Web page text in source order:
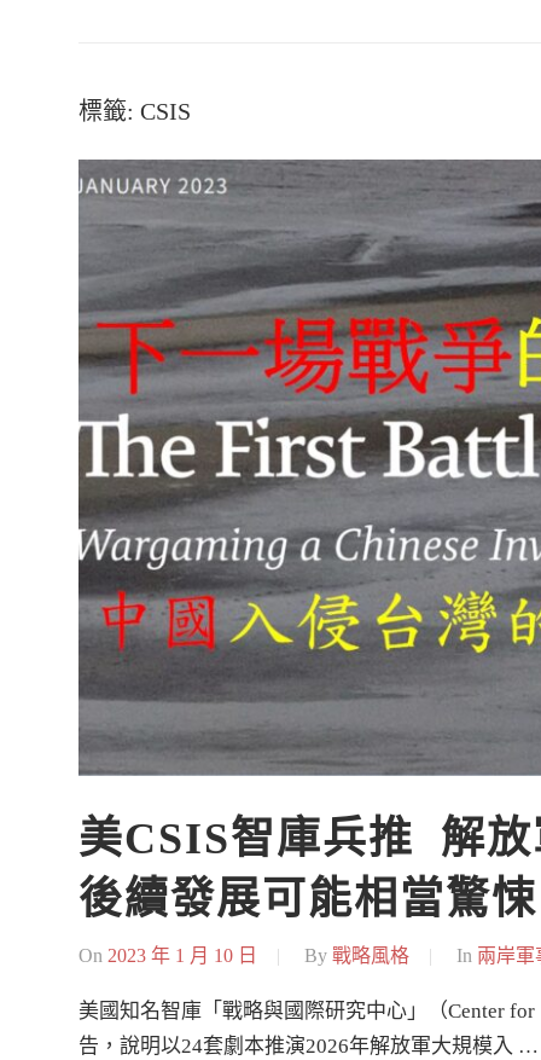
標籤: CSIS
美CSIS智庫兵推  解
後續發展可能相當驚悚
On 2023 年 1 月 10 日 By 戰略風格 In 兩岸軍
美國知名智庫「戰略與國際研究中心」（Center for
告，說明以24套劇本推演2026年解放軍大規模入 …